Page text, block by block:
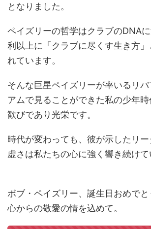
となりました。
ペイズリーの哲学はクラブのDNA
利以上に「クラブに尽くす生き方
れています。
そんな巨星ペイズリーが率いるリ
アムで見ることができた私の少年時
歓びであり光栄です。
時代が変わっても、彼が示したリ
虚さは私たちの心に強く響き続けて
ボブ・ペイズリー、誕生日おめでと
心からの敬愛の情を込めて。